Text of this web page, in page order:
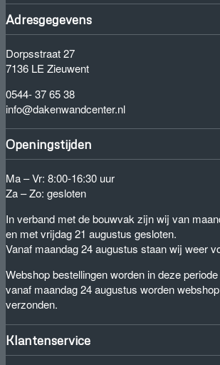
Adresgegevens
Dorpsstraat 27
7136 LE Zieuwent
0544- 37 65 38
info@dakenwandcenter.nl
Openingstijden
Ma – Vr: 8:00-16:30 uur
Za – Zo: gesloten
In verband met de bouwvak zijn wij van
en met vrijdag 21 augustus gesloten.
Vanaf maandag 24 augustus staan wij weer
Webshop bestellingen worden in deze
vanaf maandag 24 augustus worden
verzonden.
Klantenservice